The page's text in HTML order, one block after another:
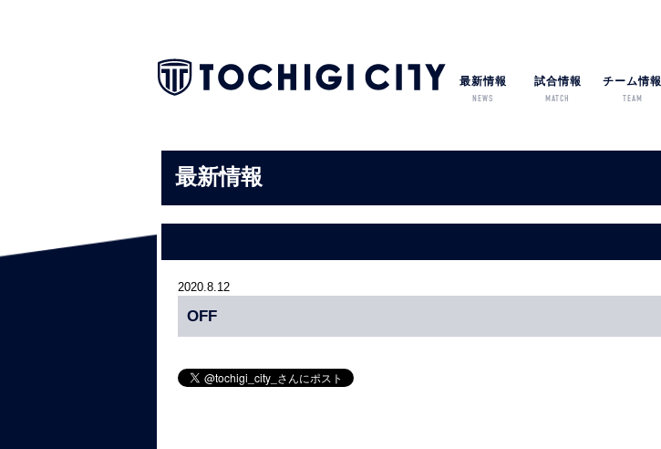
最新情報
NEWS
試合情報
MATCH
チーム情報
TEAM
最新情報
2020.8.12
OFF